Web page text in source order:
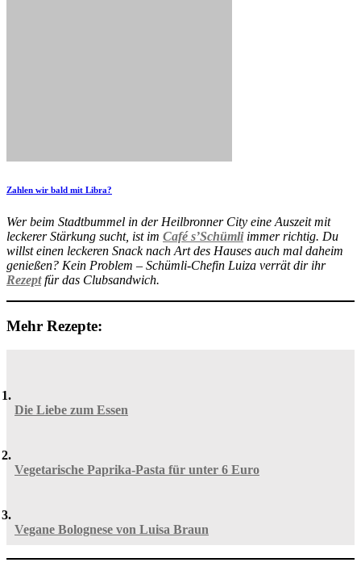
Zahlen wir bald mit Libra?
Wer beim Stadtbummel in der Heilbronner City eine Auszeit mit
leckerer Stärkung sucht, ist im Café s’Schümliimmer richtig. Du
willst einen leckeren Snack nach Art des Hauses auch mal daheim
genießen? Kein Problem – Schümli-Chefin Luiza verrät dir ihr
Rezeptfür das Clubsandwich.
Mehr Rezepte:
Die Liebe zum Essen
Vegetarische Paprika-Pasta für unter 6 Euro
Vegane Bolognese von Luisa Braun